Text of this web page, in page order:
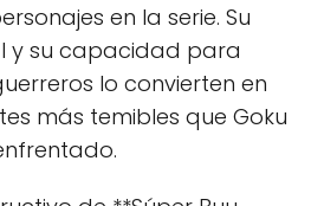
en la serie. Su
y su capacidad para
lo convierten en
más temibles que Goku